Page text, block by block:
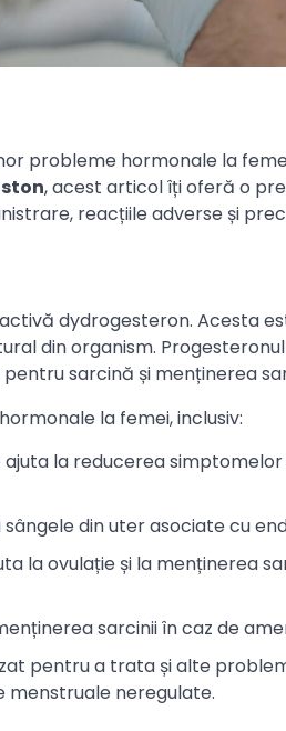
probleme hormonale la
, acest articol îți oferă o
reacțiile adverse și
dydrogesteron. Acesta
din organism.
sarcină și menținerea
la femei, inclusiv:
la reducerea simptomelor
din uter asociate cu
la ovulație și la menținerea
sarcinii în caz de
pentru a trata și alte
menstruale neregulate.